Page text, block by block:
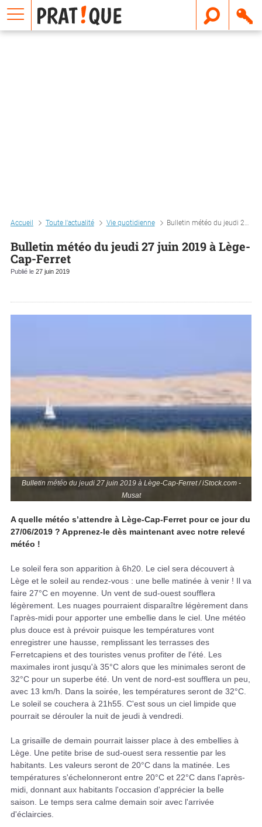
Accueil Toute l'actualité Vie quotidienne Bulletin météo du jeudi 27 juin 2019 à lège-cap-ferret
Bulletin météo du jeudi 27 juin 2019 à Lège-
Cap-Ferret
Publié le 27 juin 2019
Bulletin météo du jeudi 27 juin 2019 à Lège-Cap-Ferret / iStock.com -
Musat
A quelle météo s’attendre à Lège-Cap-Ferret pour ce jour du
27/06/2019 ? Apprenez-le dès maintenant avec notre relevé
météo !
Le soleil fera son apparition à 6h20. Le ciel sera découvert à
Lège et le soleil au rendez-vous : une belle matinée à venir ! Il va
faire 27°C en moyenne. Un vent de sud-ouest soufflera
légèrement. Les nuages pourraient disparaître légèrement dans
l'après-midi pour apporter une embellie dans le ciel. Une météo
plus douce est à prévoir puisque les températures vont
enregistrer une hausse, remplissant les terrasses des
Ferretcapiens et des touristes venus profiter de l'été. Les
maximales iront jusqu'à 35°C alors que les minimales seront de
32°C pour un superbe été. Un vent de nord-est soufflera un peu,
avec 13 km/h. Dans la soirée, les températures seront de 32°C.
Le soleil se couchera à 21h55. C'est sous un ciel limpide que
pourrait se dérouler la nuit de jeudi à vendredi.
La grisaille de demain pourrait laisser place à des embellies à
Lège. Une petite brise de sud-ouest sera ressentie par les
habitants. Les valeurs seront de 20°C dans la matinée. Les
températures s'échelonneront entre 20°C et 22°C dans l'après-
midi, donnant aux habitants l'occasion d'apprécier la belle
saison. Le temps sera calme demain soir avec l'arrivée
d'éclaircies.
E
m
a